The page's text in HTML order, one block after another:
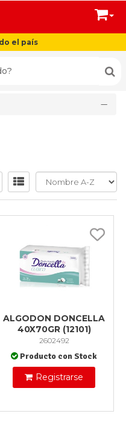
el país
ALGODON DONCELLA
40X70GR (12101)
2602492
Producto con Stock
Registrarse